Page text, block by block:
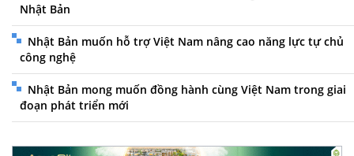
Nhật Bản
Nhật Bản muốn hỗ trợ Việt Nam nâng cao năng lực tự chủ
công nghệ
Nhật Bản mong muốn đồng hành cùng Việt Nam trong giai
đoạn phát triển mới